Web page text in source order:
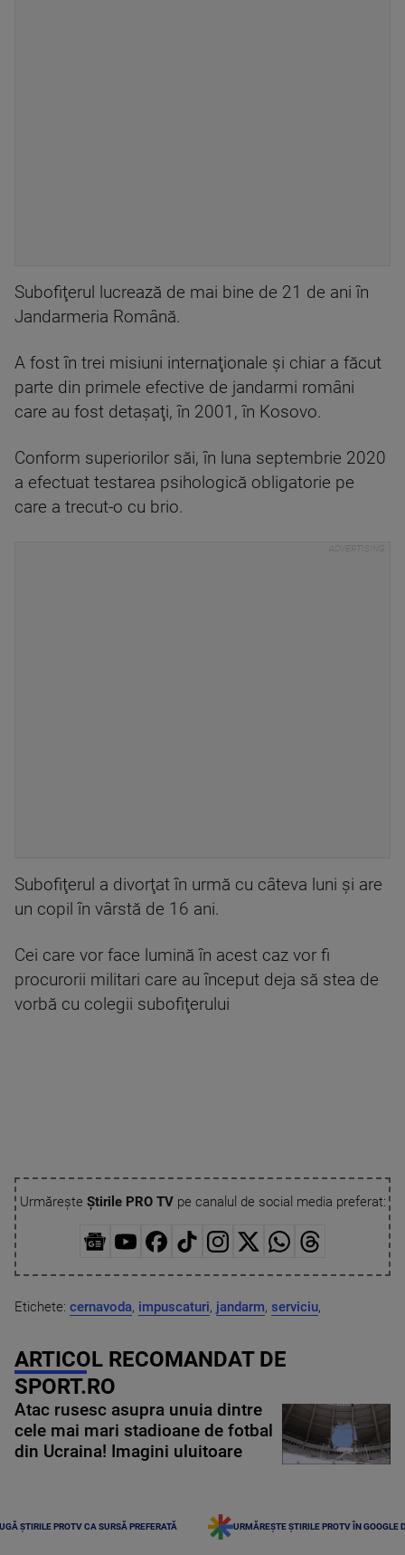
Subofiţerul lucrează de mai bine de 21 de ani în
Jandarmeria Română.
A fost în trei misiuni internaţionale şi chiar a făcut
parte din primele efective de jandarmi români
care au fost detaşaţi, în 2001, în Kosovo.
Conform superiorilor săi, în luna septembrie 2020
a efectuat testarea psihologică obligatorie pe
care a trecut-o cu brio.
Subofiţerul a divorţat în urmă cu câteva luni şi are
un copil în vârstă de 16 ani.
Cei care vor face lumină în acest caz vor fi
procurorii militari care au început deja să stea de
vorbă cu colegii subofiţerului
Urmărește Știrile PRO TVpe canalul de social media preferat:
Etichete: cernavoda, impuscaturi, jandarm, serviciu,
ARTICOL RECOMANDAT DE
SPORT.RO
Atac rusesc asupra unuia dintre
cele mai mari stadioane de fotbal
din Ucraina! Imagini uluitoare
ȘTIRILE PROTV CA SURSĂ PREFERATĂ URMĂREȘTE ȘTIRILE PROTV ÎN GOOGLE